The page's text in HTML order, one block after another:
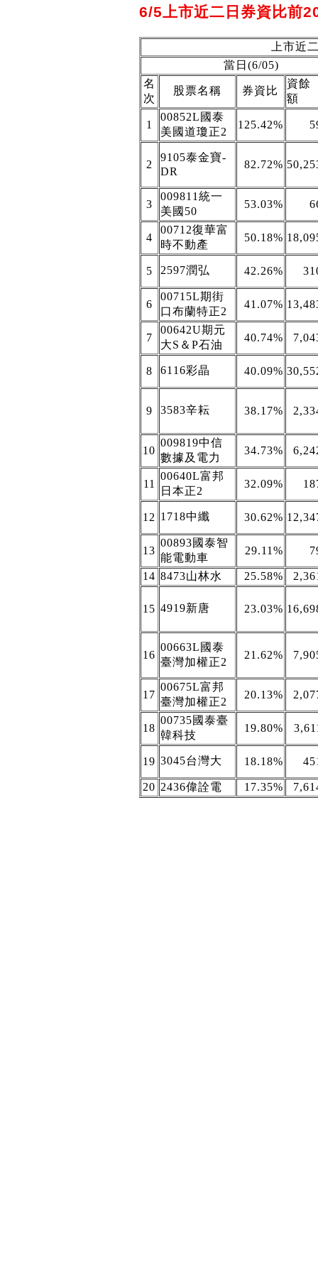
6/5上市近二日券資比前
上市近
當日(6/05)
名
次
股票名稱 券資比
資餘
額
1
00852L國泰
美國道瓊正2
125.42%
2
9105泰金寶-
DR
82.72%
3
009811統一
美國50
53.03%
4
00712復華富
時不動產
50.18%
5 2597潤弘 42.26%
6
00715L期街
口布蘭特正2
41.07%
7
00642U期元
大S＆P石油
40.74%
8 6116彩晶 40.09%
9 3583辛耘 38.17%
10
009819中信
數據及電力
34.73%
11
00640L富邦
日本正2
32.09%
12 1718中纖 30.62%
13
00893國泰智
能電動車
29.11%
14 8473山林水 25.58%
15 4919新唐 23.03%
16
00663L國泰
臺灣加權正2
21.62%
17
00675L富邦
臺灣加權正2
20.13%
18
00735國泰臺
韓科技
19.80%
19 3045台灣大 18.18%
20 2436偉詮電 17.35%